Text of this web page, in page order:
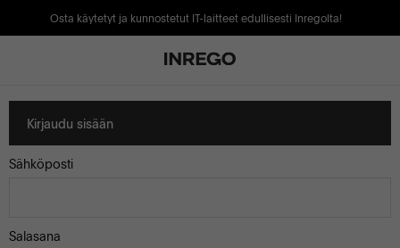
Osta käytetyt ja kunnostetut IT-laitteet edullisesti Inregolta!
Kirjaudu sisään
Sähköposti
Salasana